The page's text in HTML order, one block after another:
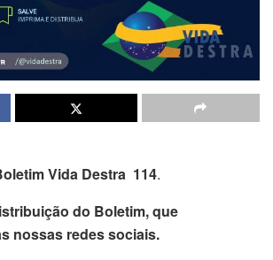
Vida Destra 114.
do Boletim, que
nossas redes sociais.